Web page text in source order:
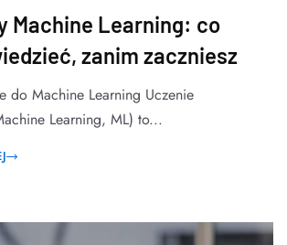
Machine Learning: co
zanim zaczniesz
do Machine Learning Uczenie
Learning, ML) to...